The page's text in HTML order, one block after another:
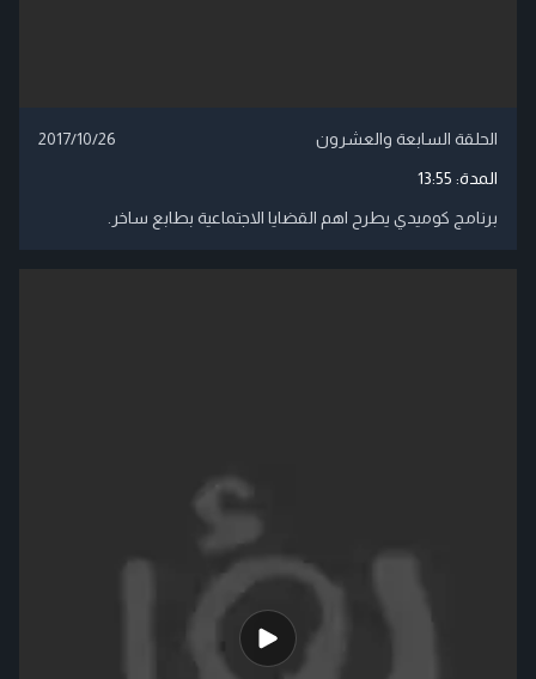
الحلقة السابعة والعشرون 2017/10/26
المدة: 13:55
برنامج كوميدي يطرح اهم القضايا الاجتماعية بطابع ساخر.